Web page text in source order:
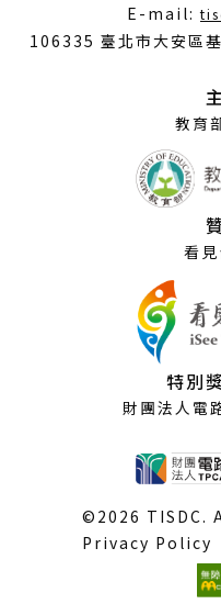
E-mail:
106335 臺北市大安區
教育
看
特別
財團法人電
©2026 TISDC.
Privacy Policy